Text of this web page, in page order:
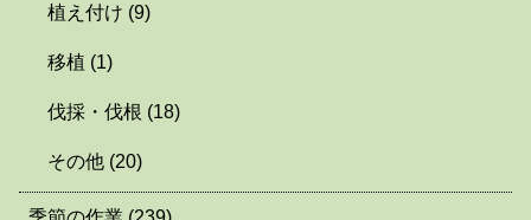
植え付け (9)
移植 (1)
伐採・伐根 (18)
その他 (20)